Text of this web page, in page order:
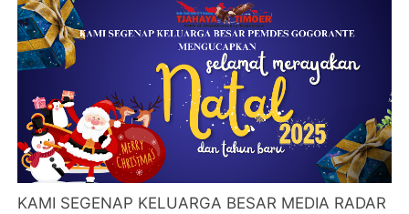
KAMI SEGENAP KELUARGA BESAR MEDIA RADAR